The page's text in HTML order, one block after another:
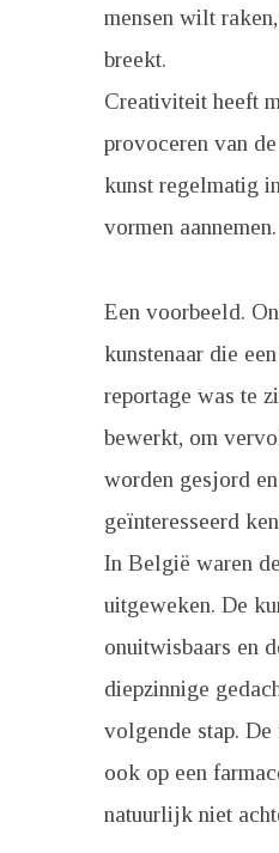
mensen wilt
breekt.
Creativiteit heeft
provoceren van
kunst regelmatig
vormen aannemen.
Een voorbeeld.
kunstenaar die
reportage was te
bewerkt, om
worden gesjord
geïnteresseerd
In België waren
uitgeweken. De
onuitwisbaars en
diepzinnige
volgende stap. De
ook op een
natuurlijk niet